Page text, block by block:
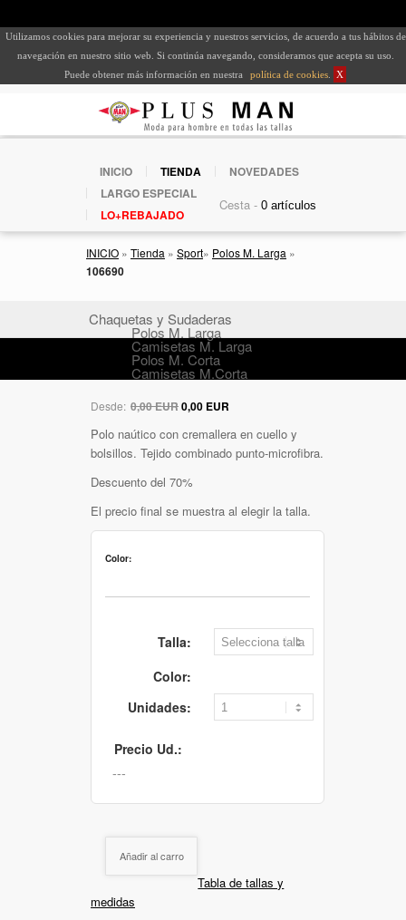
Utilizamos cookies para mejorar su experiencia y nuestros servicios, de acuerdo a tus hábitos de
navegación en nuestro sitio web. Si continúa navegando, consideramos que acepta su uso.
Puede obtener más información en nuestra
política de cookies X
INICIO TIENDA
NOVEDADES
LARGO ESPECIAL
LO+REBAJADO
Cesta -
INICIO » Tienda » Sport» Polos M. Larga »
106690
Chaquetas y Sudaderas
Polos M. Larga
Camisetas M. Larga
Polos M. Corta
Camisetas M.Corta
Desde: 0,00 EUR0,00 EUR
Polo naútico con cremallera en cuello y
bolsillos. Tejido combinado punto-microfibra.
Descuento del 70%
El precio final se muestra al elegir la talla.
Color:
Talla:
Color:
Unidades:
Precio Ud.:
Añadir al carro
Tabla de tallas y
medidas